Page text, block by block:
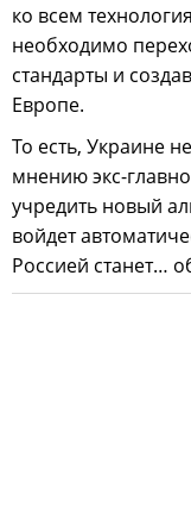
ко всем
необходимо
стандарты и
Европе.
То есть, Украине
мнению экс-
учредить новый
войдет
Россией станет…